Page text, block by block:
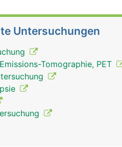
Untersuchungen
Tomographie, PET